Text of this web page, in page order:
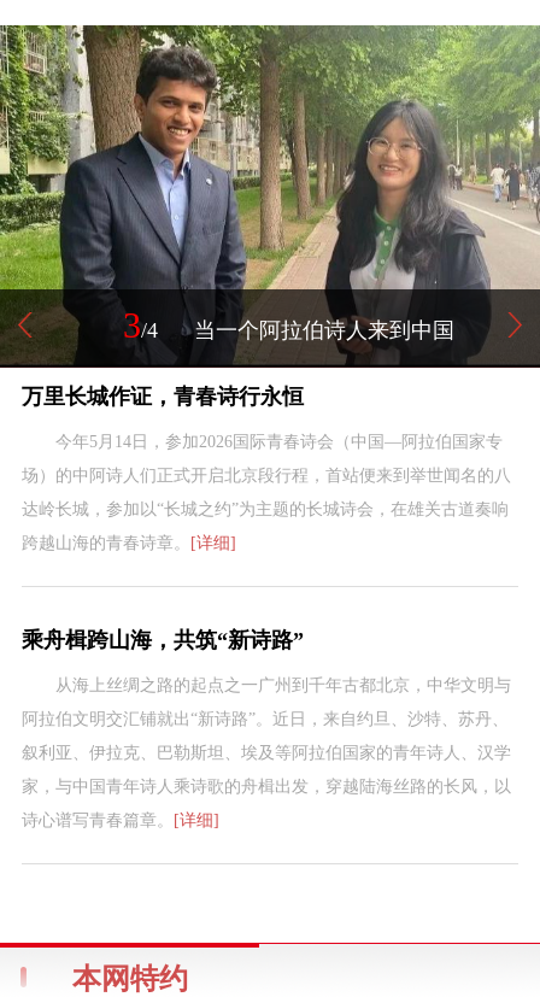
3/4当一个阿拉伯诗人来到中国
万里长城作证，青春诗行永恒
今年5月14日，参加2026国际青春诗会（中国—阿拉伯国家专
场）的中阿诗人们正式开启北京段行程，首站便来到举世闻名的八
达岭长城，参加以“长城之约”为主题的长城诗会，在雄关古道奏响
跨越山海的青春诗章。
[详细]
乘舟楫跨山海，共筑“新诗路”
从海上丝绸之路的起点之一广州到千年古都北京，中华文明与
阿拉伯文明交汇铺就出“新诗路”。近日，来自约旦、沙特、苏丹、
叙利亚、伊拉克、巴勒斯坦、埃及等阿拉伯国家的青年诗人、汉学
家，与中国青年诗人乘诗歌的舟楫出发，穿越陆海丝路的长风，以
诗心谱写青春篇章。
[详细]
本网特约